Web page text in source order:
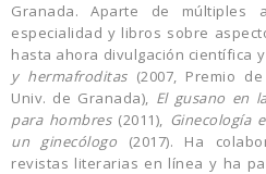
Granada. Aparte de
especialidad y libros sobre
hasta ahora divulgación científica
y hermafroditas(2007, Premio
Univ. de Granada), El gusano en
para hombres(2011), Ginecología
un ginecólogo (2017). Ha
revistas literarias en línea y ha